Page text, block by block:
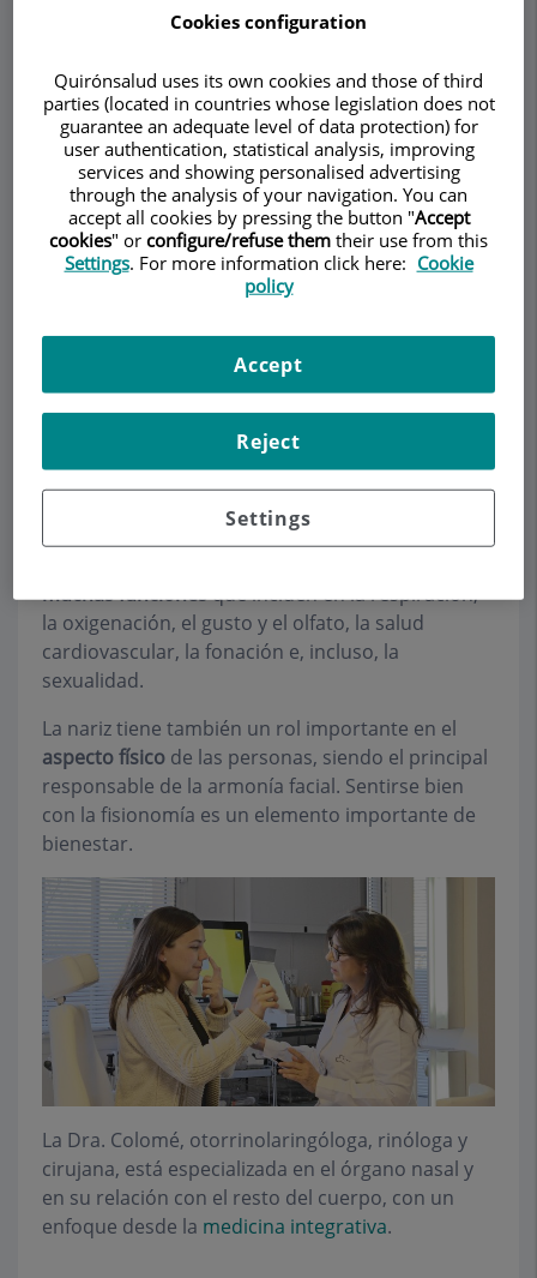
DescripciónServiciosEquipoContactoDatos de interés
Horario
Pedir cita
Especialista en nariz
La nariz ha sido durante mucho tiempo la gran
olvidada de la medicina y, desgraciadamente,
todavía ahora muchos pacientes con patologías
nasales esperan mucho antes de ir al médico.
Una buena salud nasal es esencial para la salud
muchas funcionesque inciden en la respiración,
la oxigenación, el gusto y el olfato, la salud
cardiovascular, la fonación e, incluso, la
sexualidad.
La nariz tiene también un rol importante en el
aspecto físico de las personas, siendo el principal
responsable de la armonía facial. Sentirse bien
con la fisionomía es un elemento importante de
bienestar.
La Dra. Colomé, otorrinolaringóloga, rinóloga y
cirujana, está especializada en el órgano nasal y
en su relación con el resto del cuerpo, con un
enfoque desde la medicina integrativa.
Cookies configuration
Quirónsalud uses its own cookies and those of third
parties (located in countries whose legislation does not
guarantee an adequate level of data protection) for
user authentication, statistical analysis, improving
services and showing personalised advertising
through the analysis of your navigation. You can
accept all cookies by pressing the button "Accept
cookies" or configure/refuse them their use from this
Settings. For more information click here: Cookie
policy
Settings
Reject
Accept